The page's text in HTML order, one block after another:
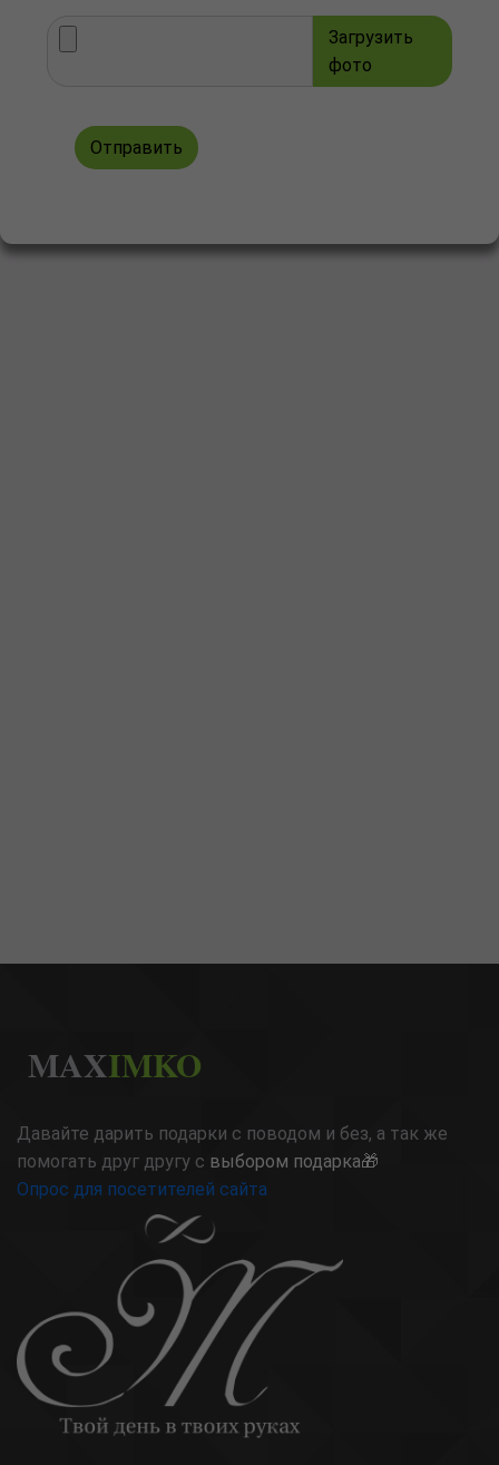
Загрузить
фото
Отправить
MAXIMKO
Давайте дарить подарки с поводом и без, а так же
помогать друг другу с выбором подарка🎁
Опрос для посетителей сайта